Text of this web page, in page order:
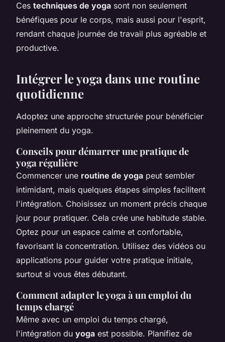
Ces techniques de yoga sont non seulement
bénéfiques pour le corps, mais aussi pour l'esprit,
rendant chaque journée de travail plus agréable et
productive.
Intégrer le yoga dans une routine
quotidienne
Adoptez une approche structurée pour bénéficier
pleinement du yoga.
Conseils pour démarrer une pratique de
yoga régulière
Commencer une routine de yoga peut sembler
intimidant, mais quelques étapes simples facilitent
l'intégration. Choisissez un moment précis chaque
jour pour pratiquer. Cela crée une habitude stable.
Optez pour un espace calme et confortable,
favorisant la concentration. Utilisez des vidéos ou
applications pour guider votre pratique initiale,
surtout si vous êtes débutant.
Comment adapter le yoga à un emploi du
temps chargé
Même avec un emploi du temps chargé,
l'intégration du yoga est possible. Planifiez de